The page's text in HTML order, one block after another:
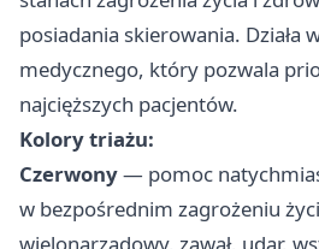
posiadania skierowania. Działa
medycznego, który pozwala
najcięższych pacjentów.
Kolory triażu:
Czerwony— pomoc
w bezpośrednim zagrożeniu